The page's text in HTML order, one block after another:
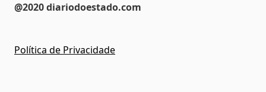
@2020 diariodoestado.com
Política de Privacidade